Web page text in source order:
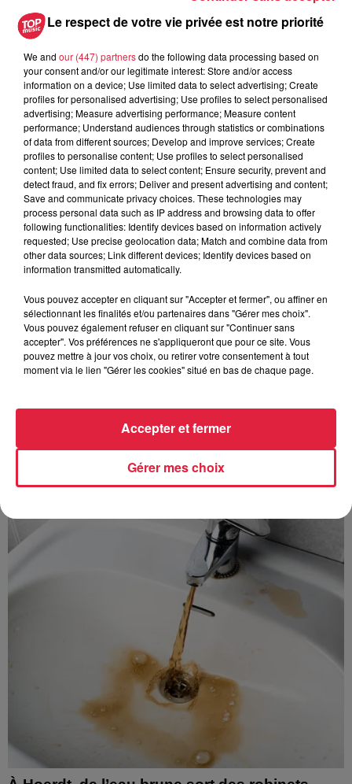
A lire aussi
6 août 2026
À Hoerdt, de l’eau brune sort des
robinets
6 août 2026
Tags antisémites à Strasbourg :
Catherine Trautmann réagit
6 août 2026
Au zoo de Mulhouse : rencontre
avec les flamants rouges
À découvrir également
Le respect de votre vie privée est notre priorité
We and our (447) partnersdo the following data processing based on
your consent and/or our legitimate interest: Store and/or access
information on a device; Use limited data to select advertising; Create
profiles for personalised advertising; Use profiles to select personalised
advertising; Measure advertising performance; Measure content
performance; Understand audiences through statistics or combinations
of data from different sources; Develop and improve services; Create
profiles to personalise content; Use profiles to select personalised
content; Use limited data to select content; Ensure security, prevent and
detect fraud, and fix errors; Deliver and present advertising and content;
Save and communicate privacy choices. These technologies may
process personal data such as IP address and browsing data to offer
following functionalities: Identify devices based on information actively
requested; Use precise geolocation data; Match and combine data from
other data sources; Link different devices; Identify devices based on
information transmitted automatically.
Vous pouvez accepter en cliquant sur "Accepter et fermer", ou affiner en
sélectionnant les finalités et/ou partenaires dans "Gérer mes choix".
Vous pouvez également refuser en cliquant sur "Continuer sans
accepter". Vos préférences ne s'appliqueront que pour ce site. Vous
pouvez mettre à jour vos choix, ou retirer votre consentement à tout
moment via le lien "Gérer les cookies" situé en bas de chaque page.
Gérer mes choix
Accepter et fermer